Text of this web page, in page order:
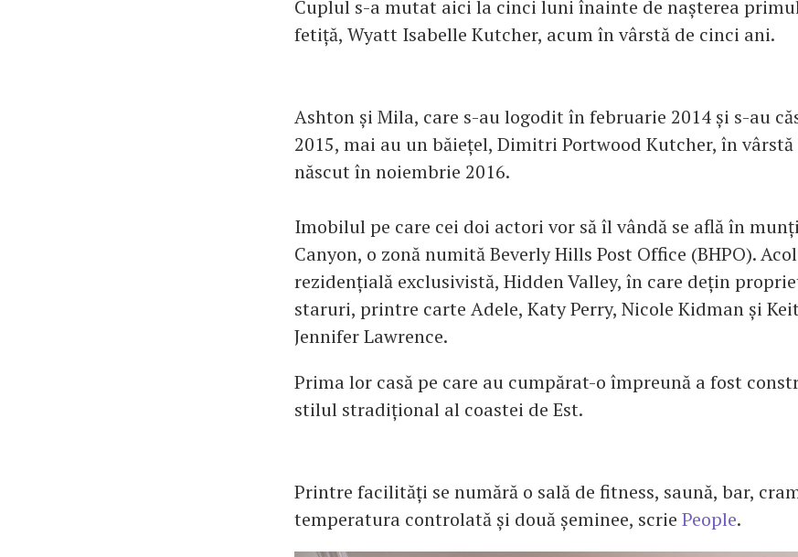
Cuplul s-a mutat aici la cinci luni înainte de nașterea
fetiță, Wyatt Isabelle Kutcher, acum în vârstă de cinci ani.
Ashton și Mila, care s-au logodit în februarie 2014 și s-au
2015, mai au un băiețel, Dimitri Portwood Kutcher, în
născut în noiembrie 2016.
Imobilul pe care cei doi actori vor să îl vândă se află în
Canyon, o zonă numită Beverly Hills Post Office (BHPO).
rezidențială exclusivistă, Hidden Valley, în care dețin
staruri, printre carte Adele, Katy Perry, Nicole Kidman și
Jennifer Lawrence.
Prima lor casă pe care au cumpărat-o împreună a fost
stilul stradițional al coastei de Est.
Printre facilități se numără o sală de fitness, saună, bar,
temperatura controlată și două șeminee, scrie People.